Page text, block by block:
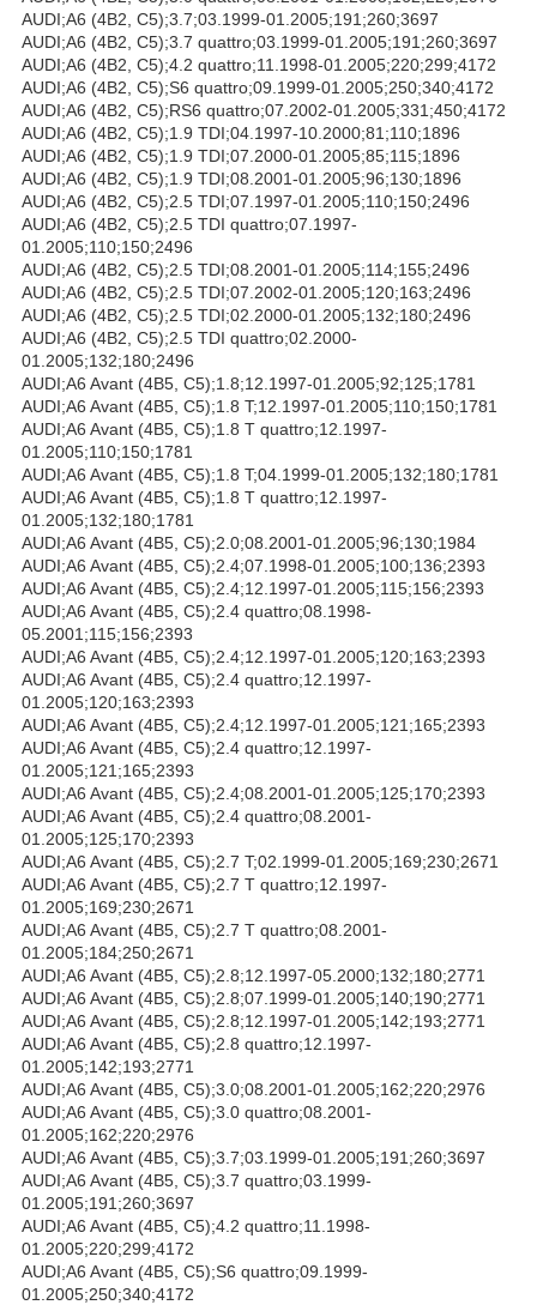
AUDI;A6 (4B2, C5);3.7;03.1999-01.2005;191;260;3697
AUDI;A6 (4B2, C5);3.7 quattro;03.1999-01.2005;191;260;3697
AUDI;A6 (4B2, C5);4.2 quattro;11.1998-01.2005;220;299;4172
AUDI;A6 (4B2, C5);S6 quattro;09.1999-01.2005;250;340;4172
AUDI;A6 (4B2, C5);RS6 quattro;07.2002-01.2005;331;450;4172
AUDI;A6 (4B2, C5);1.9 TDI;04.1997-10.2000;81;110;1896
AUDI;A6 (4B2, C5);1.9 TDI;07.2000-01.2005;85;115;1896
AUDI;A6 (4B2, C5);1.9 TDI;08.2001-01.2005;96;130;1896
AUDI;A6 (4B2, C5);2.5 TDI;07.1997-01.2005;110;150;2496
AUDI;A6 (4B2, C5);2.5 TDI quattro;07.1997-
01.2005;110;150;2496
AUDI;A6 (4B2, C5);2.5 TDI;08.2001-01.2005;114;155;2496
AUDI;A6 (4B2, C5);2.5 TDI;07.2002-01.2005;120;163;2496
AUDI;A6 (4B2, C5);2.5 TDI;02.2000-01.2005;132;180;2496
AUDI;A6 (4B2, C5);2.5 TDI quattro;02.2000-
01.2005;132;180;2496
AUDI;A6 Avant (4B5, C5);1.8;12.1997-01.2005;92;125;1781
AUDI;A6 Avant (4B5, C5);1.8 T;12.1997-01.2005;110;150;1781
AUDI;A6 Avant (4B5, C5);1.8 T quattro;12.1997-
01.2005;110;150;1781
AUDI;A6 Avant (4B5, C5);1.8 T;04.1999-01.2005;132;180;1781
AUDI;A6 Avant (4B5, C5);1.8 T quattro;12.1997-
01.2005;132;180;1781
AUDI;A6 Avant (4B5, C5);2.0;08.2001-01.2005;96;130;1984
AUDI;A6 Avant (4B5, C5);2.4;07.1998-01.2005;100;136;2393
AUDI;A6 Avant (4B5, C5);2.4;12.1997-01.2005;115;156;2393
AUDI;A6 Avant (4B5, C5);2.4 quattro;08.1998-
05.2001;115;156;2393
AUDI;A6 Avant (4B5, C5);2.4;12.1997-01.2005;120;163;2393
AUDI;A6 Avant (4B5, C5);2.4 quattro;12.1997-
01.2005;120;163;2393
AUDI;A6 Avant (4B5, C5);2.4;12.1997-01.2005;121;165;2393
AUDI;A6 Avant (4B5, C5);2.4 quattro;12.1997-
01.2005;121;165;2393
AUDI;A6 Avant (4B5, C5);2.4;08.2001-01.2005;125;170;2393
AUDI;A6 Avant (4B5, C5);2.4 quattro;08.2001-
01.2005;125;170;2393
AUDI;A6 Avant (4B5, C5);2.7 T;02.1999-01.2005;169;230;2671
AUDI;A6 Avant (4B5, C5);2.7 T quattro;12.1997-
01.2005;169;230;2671
AUDI;A6 Avant (4B5, C5);2.7 T quattro;08.2001-
01.2005;184;250;2671
AUDI;A6 Avant (4B5, C5);2.8;12.1997-05.2000;132;180;2771
AUDI;A6 Avant (4B5, C5);2.8;07.1999-01.2005;140;190;2771
AUDI;A6 Avant (4B5, C5);2.8;12.1997-01.2005;142;193;2771
AUDI;A6 Avant (4B5, C5);2.8 quattro;12.1997-
01.2005;142;193;2771
AUDI;A6 Avant (4B5, C5);3.0;08.2001-01.2005;162;220;2976
AUDI;A6 Avant (4B5, C5);3.0 quattro;08.2001-
01.2005;162;220;2976
AUDI;A6 Avant (4B5, C5);3.7;03.1999-01.2005;191;260;3697
AUDI;A6 Avant (4B5, C5);3.7 quattro;03.1999-
01.2005;191;260;3697
AUDI;A6 Avant (4B5, C5);4.2 quattro;11.1998-
01.2005;220;299;4172
AUDI;A6 Avant (4B5, C5);S6 quattro;09.1999-
01.2005;250;340;4172